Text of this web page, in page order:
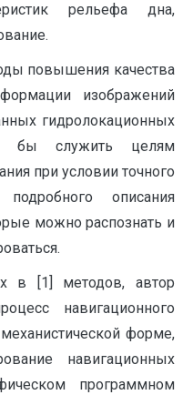
рельефа дна,
повышения качества
изображений
гидролокационных
бы служить целям
при условии точного
описания
можно распознать и
в [1] методов, автор
навигационного
форме,
навигационных
программном